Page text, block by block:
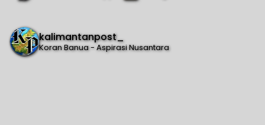
kalimantanpost_
Koran Banua - Aspirasi Nusantara